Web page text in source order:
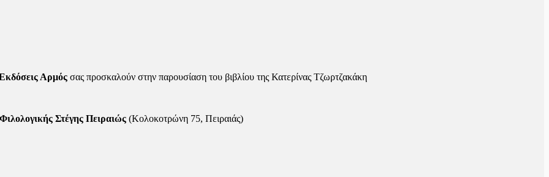
Αρμός σας προσκαλούν στην παρουσίαση του βιβλίου της Κατερίνας Τζωρτζακάκη
Στέγης Πειραιώς (Κολοκοτρώνη 75, Πειραιάς)